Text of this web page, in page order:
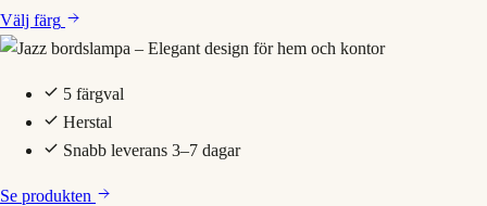
Välj färg
5 färgval
Herstal
Snabb leverans 3–7 dagar
Se produkten